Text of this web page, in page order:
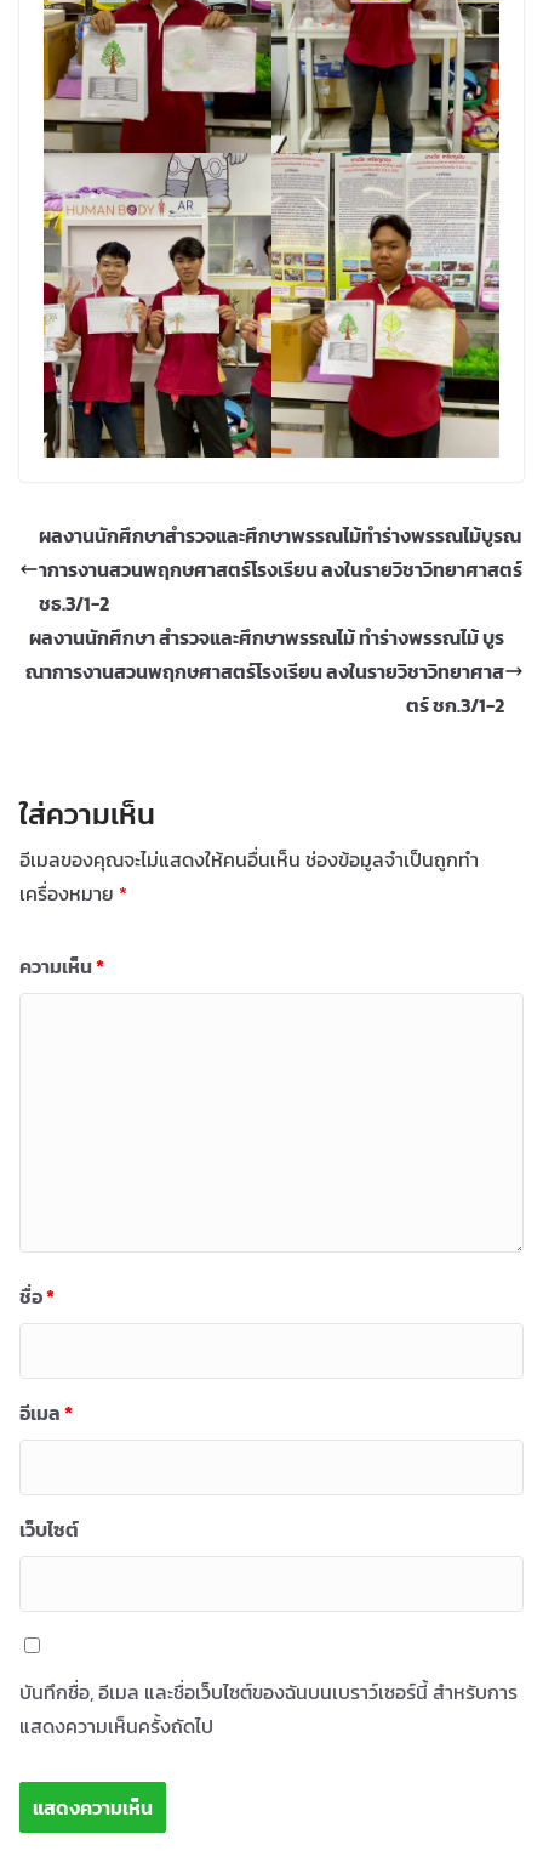
ผลงานนักศึกษาสำรวจและศึกษาพรรณไม้ทำร่างพรรณไม้บูรณ
าการงานสวนพฤกษศาสตร์โรงเรียน ลงในรายวิชาวิทยาศาสตร์
ชธ.3/1-2
ผลงานนักศึกษา สำรวจและศึกษาพรรณไม้ ทำร่างพรรณไม้ บูร
ณาการงานสวนพฤกษศาสตร์โรงเรียน ลงในรายวิชาวิทยาศาส
ตร์ ชก.3/1-2
ใส่ความเห็น
อีเมลของคุณจะไม่แสดงให้คนอื่นเห็น ช่องข้อมูลจำเป็นถูกทำ
เครื่องหมาย *
ความเห็น*
ชื่อ*
อีเมล*
เว็บไซต์
บันทึกชื่อ, อีเมล และชื่อเว็บไซต์ของฉันบนเบราว์เซอร์นี้ สำหรับการ
แสดงความเห็นครั้งถัดไป